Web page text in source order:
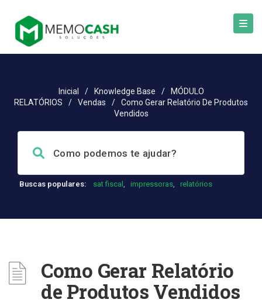
Inicial / Knowledge Base /
MÓDULO
RELATÓRIOS
/ Vendas /
Como Gerar Relatório De Produtos
Vendidos
Buscas populares: sat fiscal , impressoras, relatórios
Como Gerar Relatório
de Produtos Vendidos